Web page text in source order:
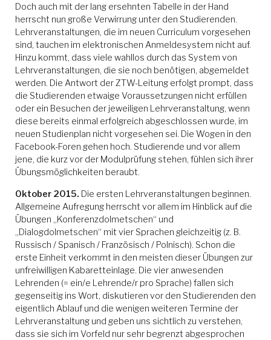
Doch auch mit der lang ersehnten Tabelle in der Hand
herrscht nun große Verwirrung unter den Studierenden.
Lehrveranstaltungen, die im neuen Curriculum vorgesehen
sind, tauchen im elektronischen Anmeldesystem nicht auf.
Hinzu kommt, dass viele wahllos durch das System von
Lehrveranstaltungen, die sie noch benötigen, abgemeldet
werden. Die Antwort der ZTW-Leitung erfolgt prompt, dass
die Studierenden etwaige Voraussetzungen nicht erfüllen
oder ein Besuchen der jeweiligen Lehrveranstaltung, wenn
diese bereits einmal erfolgreich abgeschlossen wurde, im
neuen Studienplan nicht vorgesehen sei. Die Wogen in den
Facebook-Foren gehen hoch. Studierende und vor allem
jene, die kurz vor der Modulprüfung stehen, fühlen sich ihrer
Übungsmöglichkeiten beraubt.
Oktober 2015. Die ersten Lehrveranstaltungen beginnen.
Allgemeine Aufregung herrscht vor allem im Hinblick auf die
Übungen „Konferenzdolmetschen“ und
„Dialogdolmetschen“ mit vier Sprachen gleichzeitig (z. B.
Russisch / Spanisch / Französisch / Polnisch). Schon die
erste Einheit verkommt in den meisten dieser Übungen zur
unfreiwilligen Kabaretteinlage. Die vier anwesenden
Lehrenden (= ein/e Lehrende/r pro Sprache) fallen sich
gegenseitig ins Wort, diskutieren vor den Studierenden den
eigentlich Ablauf und die wenigen weiteren Termine der
Lehrveranstaltung und geben uns sichtlich zu verstehen,
dass sie sich im Vorfeld nur sehr begrenzt abgesprochen